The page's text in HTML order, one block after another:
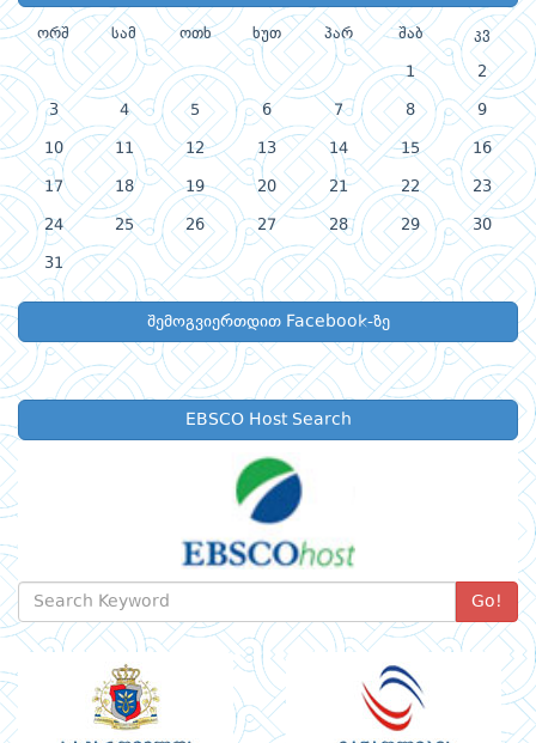
ორშ სამ ოთხ ხუთ პარ შაბ კვ
1 2
3 4 5 6 7 8 9
10 11 12 13 14 15 16
17 18 19 20 21 22 23
24 25 26 27 28 29 30
31
შემოგვიერთდით Facebook-ზე
EBSCO Host Search
Go!